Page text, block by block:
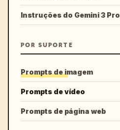
Instruções do Gemini 3 Pro
POR SUPORTE
Prompts de imagem
Prompts de vídeo
Prompts de página web